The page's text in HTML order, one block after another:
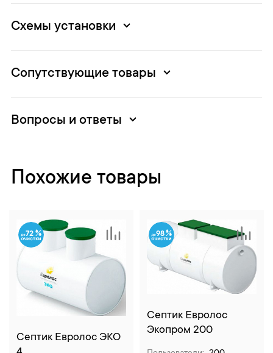
Схемы установки
Сопутствующие товары
Вопросы и ответы
Похожие товары
72
Септик Евролос ЭКО
98
Септик Евролос
Экопром 200